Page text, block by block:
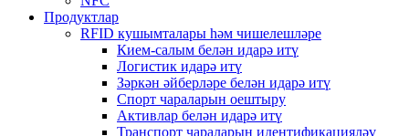
Продуктлар
RFID кушымталары һәм чишелешләре
Кием-салым белән идарә итү
Логистик идарә итү
Зәркән әйберләре белән идарә итү
Спорт чараларын оештыру
Активлар белән идарә итү
Транспорт чараларын идентификацияләү